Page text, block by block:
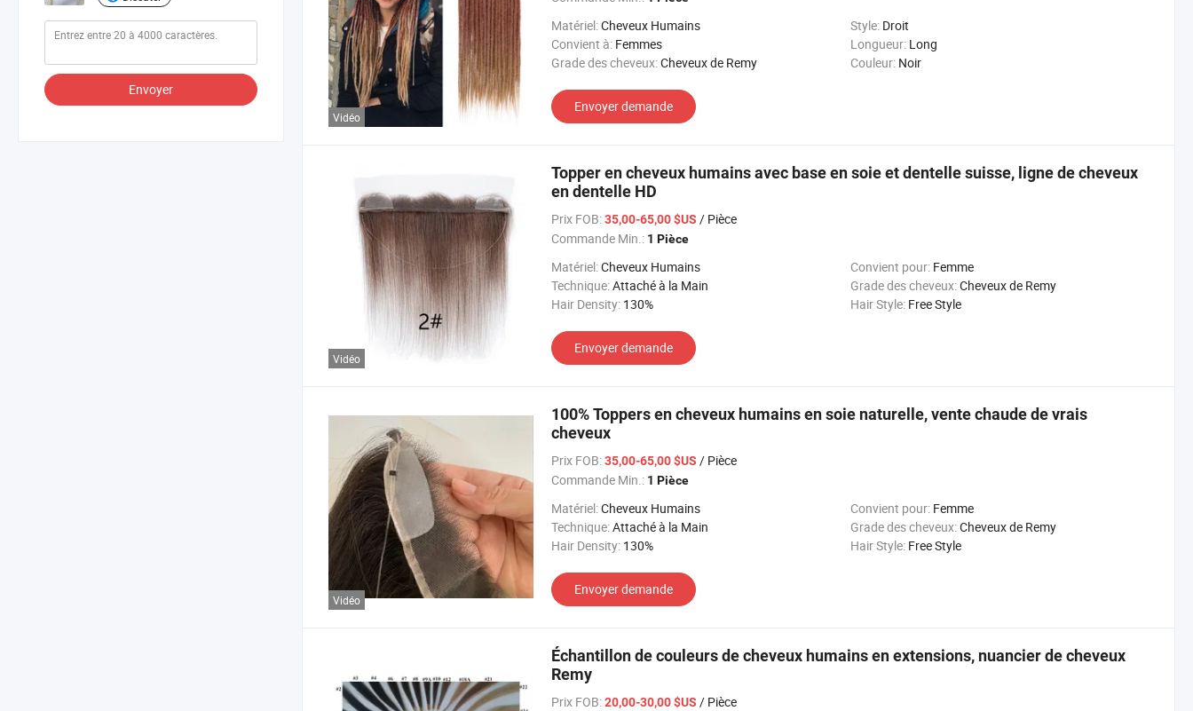
Envoyer
Vidéo
Matériel:Cheveux Humains Style: Droit
Convient à: Femmes Longueur: Long
Grade des cheveux:Cheveux de Remy Couleur: Noir
Envoyer demande
Vidéo
Topper en cheveux humains avec base en soie et dentelle suisse, ligne de cheveux
en dentelle HD
Prix FOB:35,00-65,00 $US / Pièce
Commande Min.: 1 Pièce
Matériel:Cheveux Humains Convient pour: Femme
Technique:Attaché à la Main Grade des cheveux:Cheveux de Remy
Hair Density: 130% Hair Style: Free Style
Envoyer demande
Vidéo
100% Toppers en cheveux humains en soie naturelle, vente chaude de vrais
cheveux
Prix FOB:35,00-65,00 $US / Pièce
Commande Min.: 1 Pièce
Matériel:Cheveux Humains Convient pour: Femme
Technique:Attaché à la Main Grade des cheveux:Cheveux de Remy
Hair Density: 130% Hair Style: Free Style
Envoyer demande
Échantillon de couleurs de cheveux humains en extensions, nuancier de cheveux
Remy
Prix FOB:20,00-30,00 $US / Pièce